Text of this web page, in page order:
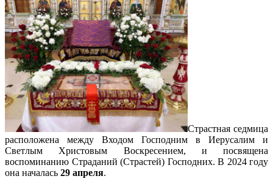
Страстная седмица
расположена между Входом Господним в Иерусалим и
Светлым Христовым Воскресением, и посвящена
воспоминанию Страданий (Страстей) Господних. В 2024 году
она началась 29 апреля.